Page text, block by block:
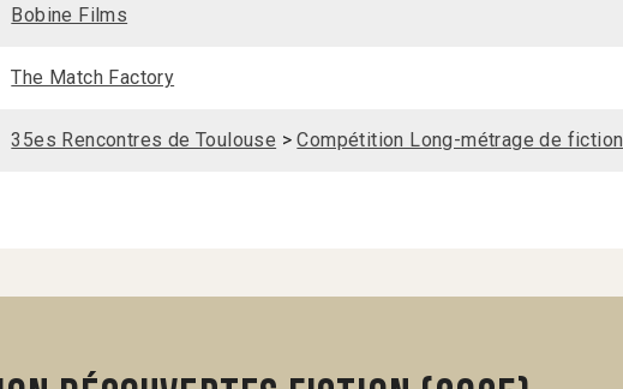
Bobine Films
The Match Factory
35es Rencontres de Toulouse >Compétition Long-métrage de fiction